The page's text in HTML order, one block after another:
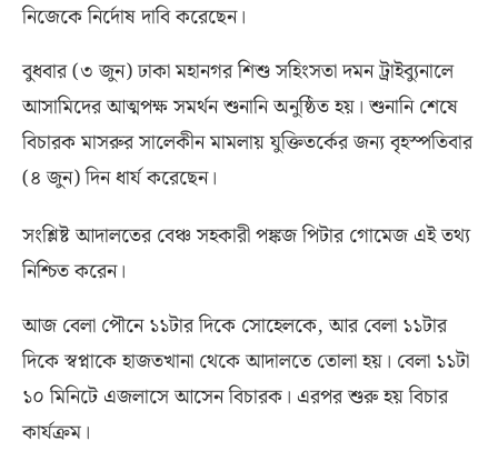
নিজেকে নির্দোষ দাবি করেছেন।
বুধবার(৩ জুন)ঢাকা মহানগর শিশু সহিংসতা দমন ট্রাইব্যুনালে
আসামিদের আত্মপক্ষ সমর্থন শুনানি অনুষ্ঠিত হয়। শুনানি শেষে
বিচারক মাসরুর সালেকীন মামলায় যুক্তিতর্কের জন্য বৃহস্পতিবার
(৪ জুন)দিন ধার্য করেছেন।
সংশ্লিষ্ট আদালতের বেঞ্চ সহকারী পঙ্কজ পিটার গোমেজ এই তথ্য
নিশ্চিত করেন।
আজ বেলা পৌনে ১১টার দিকে সোহেলকে,আর বেলা ১১টার
দিকে স্বপ্নাকে হাজতখানা থেকে আদালতে তোলা হয়। বেলা ১১টা
১০ মিনিটে এজলাসে আসেন বিচারক। এরপর শুরু হয় বিচার
কার্যক্রম।